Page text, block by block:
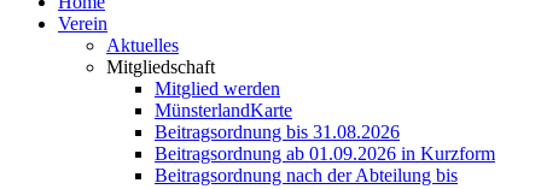
Verein
Aktuelles
Mitgliedschaft
Mitglied werden
MünsterlandKarte
Beitragsordnung bis 31.08.2026
Beitragsordnung ab 01.09.2026 in Kurzform
Beitragsordnung nach der Abteilung bis